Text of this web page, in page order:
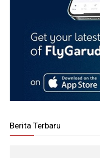
Berita Terbaru